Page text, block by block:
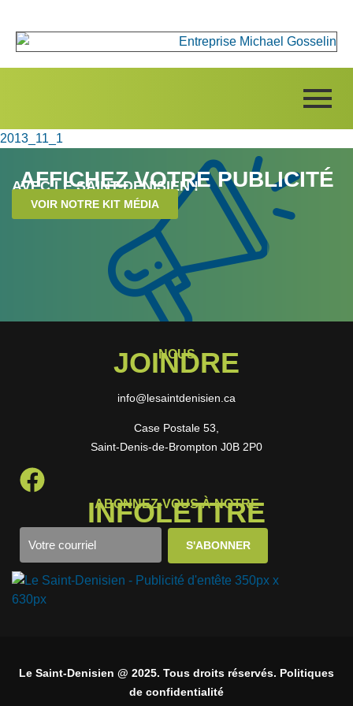
2013_11_1
AFFICHEZ VOTRE PUBLICITÉ
AVEC LE SAINT-DENISIEN !
VOIR NOTRE KIT MÉDIA
NOUS
JOINDRE
info@lesaintdenisien.ca
Case Postale 53,
Saint-Denis-de-Brompton J0B 2P0
ABONNEZ-VOUS À NOTRE
INFOLETTRE
Le Saint-Denisien @ 2025. Tous droits réservés. Politiques
de confidentialité